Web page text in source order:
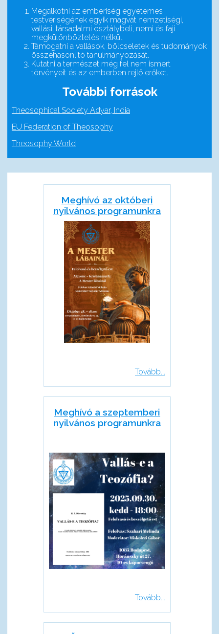
Megalkotni az emberiség egyetemes
testvériségének egyik magvát nemzetiségi,
vallási, társadalmi osztálybeli, nemi és faji
megkülönböztetés nélkül.
Támogatni a vallások, bölcseletek és tudományok
összehasonlító tanulmányozását.
Kutatni a természet még fel nem ismert
törvényeit és az emberben rejlő erőket.
További források
Theosophical Society Adyar, India
EU Federation of Theosophy
Theosophy World
Meghívó az októberi
nyilvános programunkra
Tovább...
Meghívó a szeptemberi
nyilvános programunkra
Tovább...